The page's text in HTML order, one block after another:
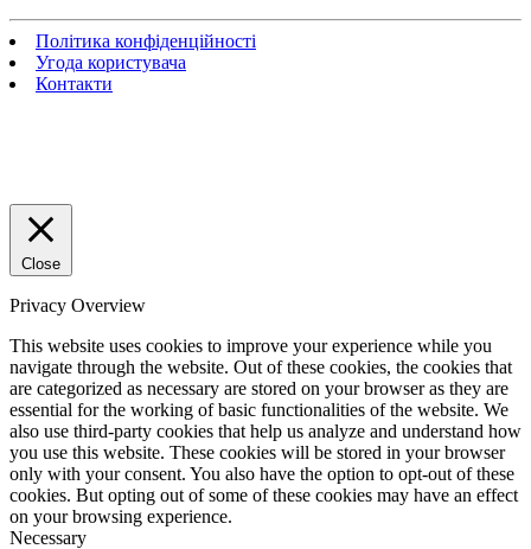
Політика конфіденційності
Угода користувача
Контакти
Close
Privacy Overview
This website uses cookies to improve your experience while you
navigate through the website. Out of these cookies, the cookies that
are categorized as necessary are stored on your browser as they are
essential for the working of basic functionalities of the website. We
also use third-party cookies that help us analyze and understand how
you use this website. These cookies will be stored in your browser
only with your consent. You also have the option to opt-out of these
cookies. But opting out of some of these cookies may have an effect
on your browsing experience.
Necessary